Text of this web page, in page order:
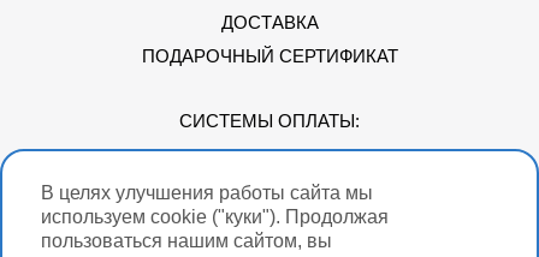
В целях улучшения работы сайта мы
используем cookie ("куки"). Продолжая
пользоваться нашим сайтом, вы
ДОСТАВКА
ПОДАРОЧНЫЙ СЕРТИФИКАТ
СИСТЕМЫ ОПЛАТЫ:
Мы в соцсетях